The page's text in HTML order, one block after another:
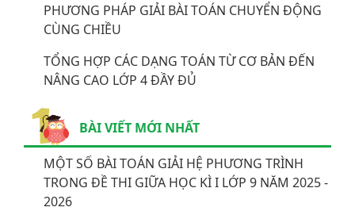
PHƯƠNG PHÁP GIẢI BÀI TOÁN CHUYỂN ĐỘNG
CÙNG CHIỀU
TỔNG HỢP CÁC DẠNG TOÁN TỪ CƠ BẢN ĐẾN
NÂNG CAO LỚP 4 ĐẦY ĐỦ
BÀI VIẾT MỚI NHẤT
MỘT SỐ BÀI TOÁN GIẢI HỆ PHƯƠNG TRÌNH
TRONG ĐỀ THI GIỮA HỌC KÌ I LỚP 9 NĂM 2025 -
2026